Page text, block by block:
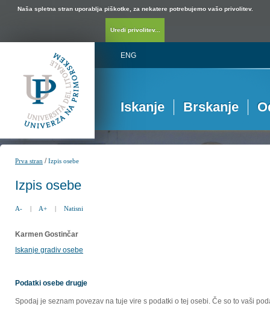
Naša spletna stran uporablja piškotke, za nekatere potrebujemo vašo privolitev.
Uredi privolitev...
ENG
Iskanje Brskanje
Prva stran /Izpis osebe
Izpis osebe
A- | A+ | Natisni
Karmen Gostinčar
Iskanje gradiv osebe
Podatki osebe drugje
Spodaj je seznam povezav na tuje vire s podatki o tej osebi. Če so to vaši